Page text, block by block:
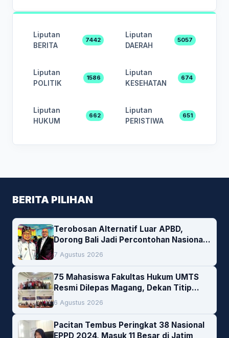
Liputan
BERITA
7442
Liputan
DAERAH
5057
Liputan
POLITIK
1586
Liputan
KESEHATAN
674
Liputan
HUKUM
662
Liputan
PERISTIWA
651
BERITA PILIHAN
Terobosan Alternatif Luar APBD,
Dorong Bali Jadi Percontohan Nasional
Pembiayaan Daerah
7 Agustus 2026
75 Mahasiswa Fakultas Hukum UMTS
Resmi Dilepas Magang, Dekan Titip
Empat Pesan Penting
6 Agustus 2026
Pacitan Tembus Peringkat 38 Nasional
EPPD 2024, Masuk 11 Besar di Jatim